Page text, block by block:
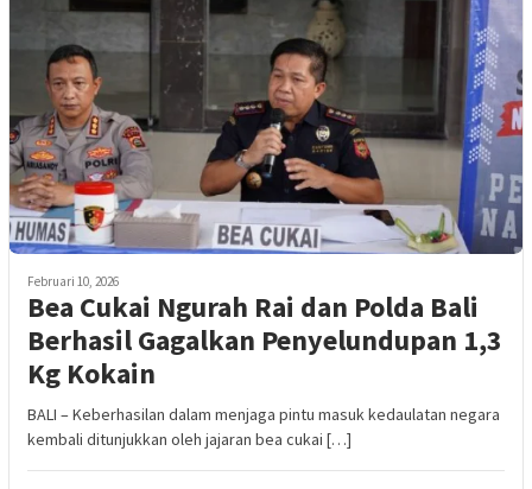
Februari 10, 2026
Bea Cukai Ngurah Rai dan Polda Bali
Berhasil Gagalkan Penyelundupan 1,3
Kg Kokain
BALI – Keberhasilan dalam menjaga pintu masuk kedaulatan negara
kembali ditunjukkan oleh jajaran bea cukai […]